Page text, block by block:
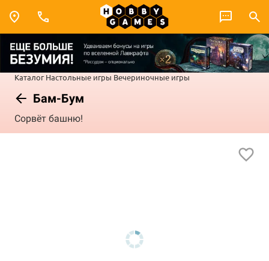
Каталог Настольные игры Вечериночные игры
Бам-Бум
Сорвёт башню!